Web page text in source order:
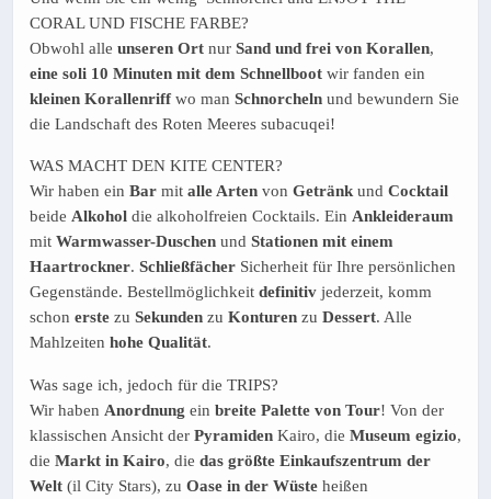
CORAL UND FISCHE FARBE?
Obwohl alle unseren Ort nur Sand und frei von Korallen,
eine soli 10 Minuten mit dem Schnellboot wir fanden ein
kleinen Korallenriff wo man Schnorcheln und bewundern Sie
die Landschaft des Roten Meeres subacuqei!
WAS MACHT DEN KITE CENTER?
Wir haben ein Bar mit alle Arten von Getränkund Cocktail
beide Alkohol die alkoholfreien Cocktails. Ein Ankleideraum
mit Warmwasser-Duschen und Stationen mit einem
Haartrockner. Schließfächer Sicherheit für Ihre persönlichen
Gegenstände. Bestellmöglichkeit definitiv jederzeit, komm
schon erste zu Sekunden zu Konturen zu Dessert. Alle
Mahlzeiten hohe Qualität.
Was sage ich, jedoch für die TRIPS?
Wir haben Anordnung ein breite Palette von Tour! Von der
klassischen Ansicht der Pyramiden Kairo, die Museum egizio,
die Markt in Kairo, die das größte Einkaufszentrum der
Welt (il City Stars), zu Oase in der Wüste heißen